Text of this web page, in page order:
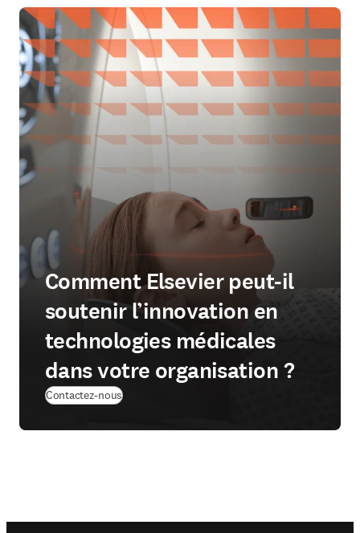
Comment Elsevier peut-il
soutenir l’innovation en
technologies médicales
dans votre organisation ?
Contactez-nous